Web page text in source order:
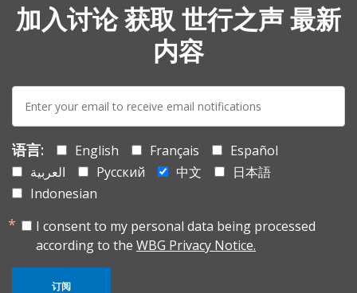
加入讨论 获取 世行之声 最新
内容
E-
mail:
语言: English Français
Español
العربية
Русский 中文
日本語
Indonesian
I consent to my personal data being processed
according to the WBG Privacy Notice.
订阅